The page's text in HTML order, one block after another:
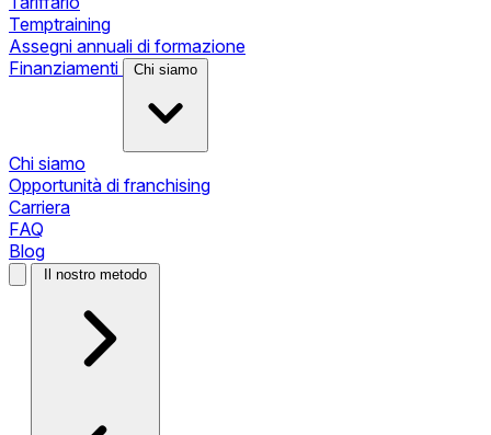
Temptraining
Assegni annuali di formazione
Finanziamenti
Chi siamo
Chi siamo
Opportunità di franchising
Carriera
FAQ
Blog
Il nostro metodo